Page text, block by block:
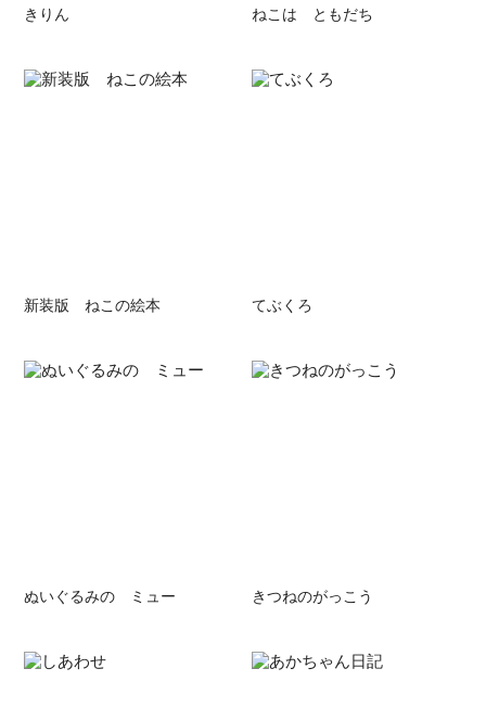
きりん ねこは ともだち
新装版 ねこの絵本 てぶくろ
ぬいぐるみの ミュー きつねのがっこう